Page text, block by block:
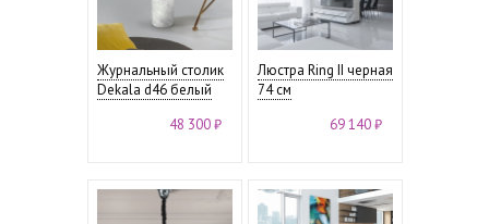
Журнальный столик
Dekala d46 белый
48 300 ₽
Люстра Ring II черная
74 см
69 140 ₽